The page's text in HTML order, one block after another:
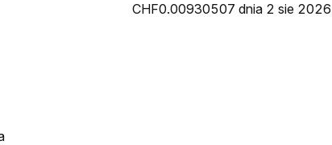
CHF0.00930507 dnia 2 sie 2026